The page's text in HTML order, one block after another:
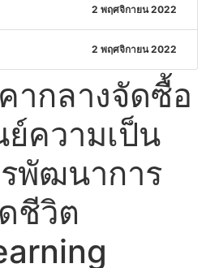
2 พฤศจิกายน 2022
2 พฤศจิกายน 2022
ากลางจัดซื้อ
ความเป็น
พัฒนาการ
ชีวิต